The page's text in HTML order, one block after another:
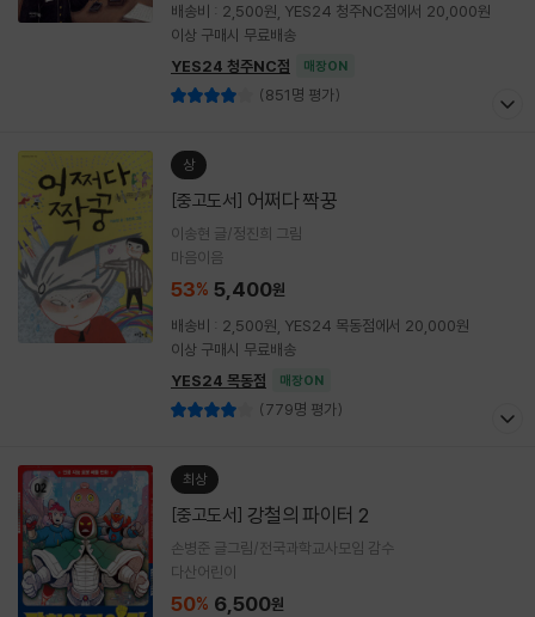
배송비 : 2,500원, YES24 청주NC점에서 20,000원
이상 구매시 무료배송
YES24 청주NC점
매장ON
(851명 평가)
상
[중고도서] 어쩌다 짝꿍
이송현 글/정진희 그림
마음이음
53% 5,400원
배송비 : 2,500원, YES24 목동점에서 20,000원
이상 구매시 무료배송
YES24 목동점
매장ON
(779명 평가)
최상
[중고도서] 강철의 파이터 2
손병준 글그림/전국과학교사모임 감수
다산어린이
50% 6,500원